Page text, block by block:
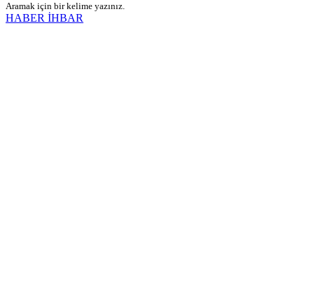
Aramak için bir kelime yazınız.
HABER İHBAR